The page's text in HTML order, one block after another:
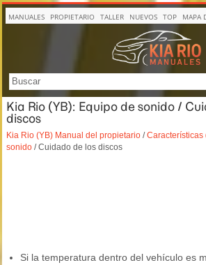
MANUALES PROPIETARIO TALLER NUEVOS TOP MAPA
Kia Rio (YB): Equipo de sonido /
discos
Kia Rio (YB) Manual del propietario /Características
sonido / Cuidado de los discos
Si la temperatura dentro del vehículo es